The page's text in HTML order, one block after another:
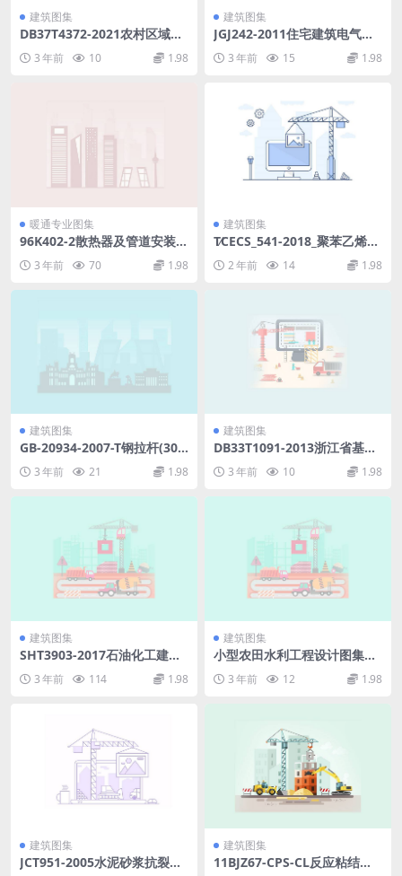
建筑图集
DB37T4372-2021农村区域性
养老服务中心建设与运行规范.
pdf3 年前 10 1.98
建筑图集
JGJ242-2011住宅建筑电气设
3 年前 15 1.98
暖通专业图集
96K402-2散热器及管道安装
3 年前 70 1.98
建筑图集
T∕CECS_541-2018_聚苯乙烯泡
术规程.rar
2 年前 14 1.98
建筑图集
GB-20934-2007-T钢拉杆(30
3 年前 21 1.98
建筑图集
DB33T1091-2013浙江省基坑
工程钢管支撑施工技术规程[附
条文说明].pdf
3 年前 10 1.98
建筑图集
SHT3903-2017石油化工建设
3 年前 114 1.98
建筑图集
小型农田水利工程设计图集
3 年前 12 1.98
建筑图集
JCT951-2005水泥砂浆抗裂性
建筑图集
11BJZ67-CPS-CL反应粘结型